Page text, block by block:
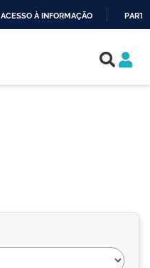
ACESSO À INFORMAÇÃO